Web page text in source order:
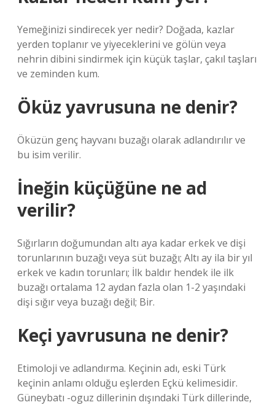
Yemeğinizi sindirecek yer nedir? Doğada, kazlar
yerden toplanır ve yiyeceklerini ve gölün veya
nehrin dibini sindirmek için küçük taşlar, çakıl taşları
ve zeminden kum.
Öküz yavrusuna ne denir?
Öküzün genç hayvanı buzağı olarak adlandırılır ve
bu isim verilir.
İneğin küçüğüne ne ad
verilir?
Sığırların doğumundan altı aya kadar erkek ve dişi
torunlarının buzağı veya süt buzağı; Altı ay ila bir yıl
erkek ve kadın torunları; İlk baldır hendek ile ilk
buzağı ortalama 12 aydan fazla olan 1-2 yaşındaki
dişi sığır veya buzağı değil; Bir.
Keçi yavrusuna ne denir?
Etimoloji ve adlandırma. Keçinin adı, eski Türk
keçinin anlamı olduğu eşlerden Eçkü kelimesidir.
Güneybatı -oguz dillerinin dışındaki Türk dillerinde,